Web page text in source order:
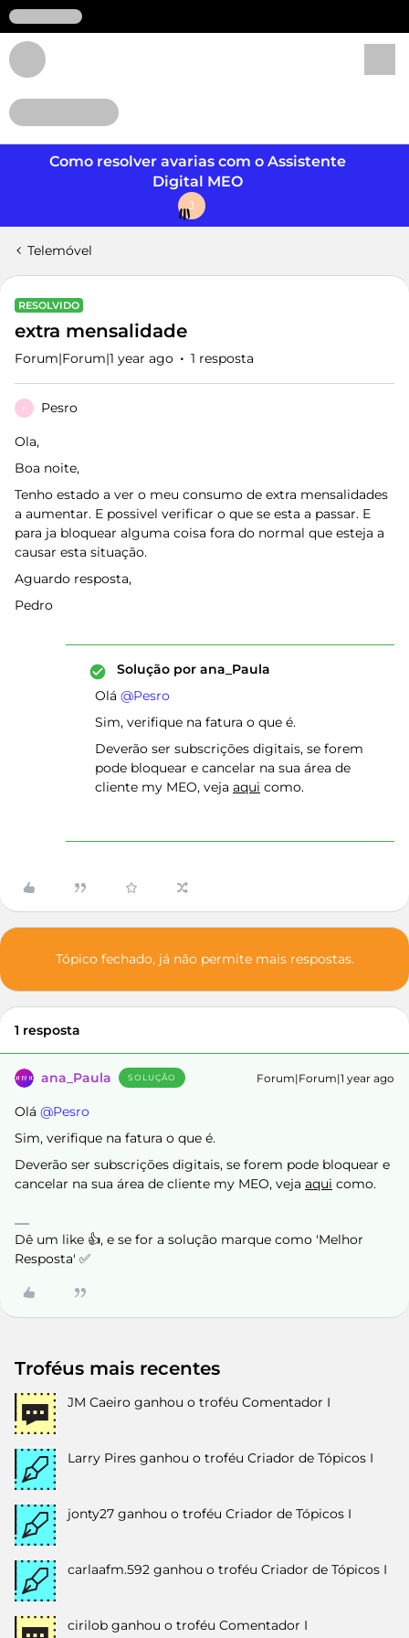
Como resolver avarias com o Assistente
Digital MEO
J
Telemóvel
RESOLVIDO
extra mensalidade
Forum|Forum|1 year ago 1 resposta
P Pesro
Ola,
Boa noite,
Tenho estado a ver o meu consumo de extra mensalidades
a aumentar. E possivel verificar o que se esta a passar. E
para ja bloquear alguma coisa fora do normal que esteja a
causar esta situação.
Aguardo resposta,
Pedro
Solução por ana_Paula
Olá ​ @Pesro
Sim, verifique na fatura o que é.
Deverão ser subscrições digitais, se forem
pode bloquear e cancelar na sua área de
cliente my MEO, veja aqui como.
Tópico fechado, já não permite mais respostas.
1 resposta
ana_Paula SOLUÇÃO Forum|Forum|1 year ago
Olá ​ @Pesro
Sim, verifique na fatura o que é.
Deverão ser subscrições digitais, se forem pode bloquear e
cancelar na sua área de cliente my MEO, veja aqui como.
Dê um like 👍, e se for a solução marque como 'Melhor
Resposta' ✅
Troféus mais recentes
JM Caeiro ganhou o troféu Comentador I
Larry Pires ganhou o troféu Criador de Tópicos I
jonty27 ganhou o troféu Criador de Tópicos I
carlaafm.592 ganhou o troféu Criador de Tópicos I
cirilob ganhou o troféu Comentador I